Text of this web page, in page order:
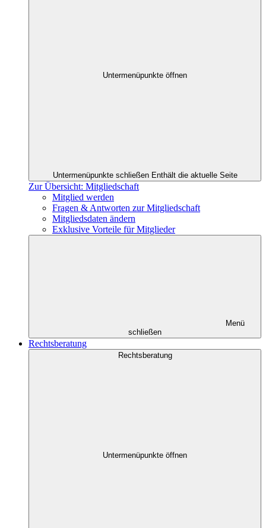
Untermenüpunkte öffnen
Untermenüpunkte schließen Enthält die aktuelle Seite
Zur Übersicht: Mitgliedschaft
Mitglied werden
Fragen & Antworten zur Mitgliedschaft
Mitgliedsdaten ändern
Exklusive Vorteile für Mitglieder
Menü
schließen
Rechtsberatung
Rechtsberatung
Untermenüpunkte öffnen